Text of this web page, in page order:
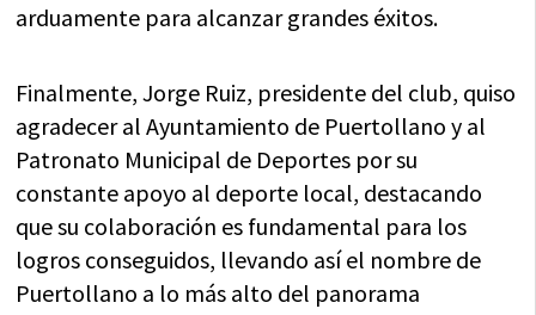
arduamente para alcanzar grandes éxitos.
Finalmente, Jorge Ruiz, presidente del club, quiso
agradecer al Ayuntamiento de Puertollano y al
Patronato Municipal de Deportes por su
constante apoyo al deporte local, destacando
que su colaboración es fundamental para los
logros conseguidos, llevando así el nombre de
Puertollano a lo más alto del panorama